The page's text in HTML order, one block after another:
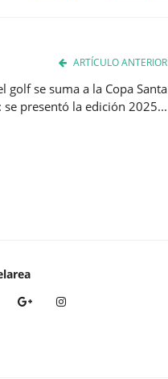
ARTÍCULO ANTERIOR
golf se suma a la Copa Santa
se presentó la edición 2025...